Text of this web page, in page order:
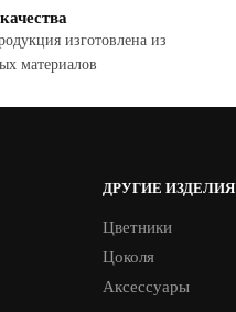
изготовлена из
материалов
ДРУГИЕ ИЗДЕЛИЯ
Цветники
Цоколя
Аксессуары